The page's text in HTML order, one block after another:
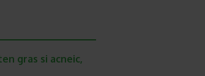
gras si acneic,